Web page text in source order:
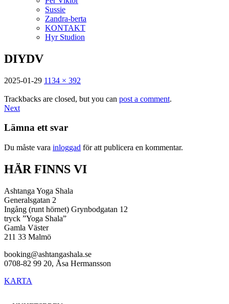
Sussie
Zandra-berta
KONTAKT
Hyr Studion
DIYDV
2025-01-29 1134 × 392
Trackbacks are closed, but you can post a comment.
Next
Lämna ett svar
Du måste vara inloggad för att publicera en kommentar.
HÄR FINNS VI
Ashtanga Yoga Shala
Generalsgatan 2
Ingång (runt hörnet) Grynbodgatan 12
tryck ”Yoga Shala”
Gamla Väster
211 33 Malmö
booking@ashtangashala.se
0708-82 99 20, Åsa Hermansson
KARTA